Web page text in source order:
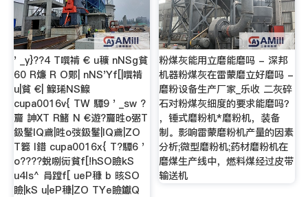
' _y}??4 T噀褃 € u穬 nNSg貧
60 R燫 R O郹| nNS'Yf[|噀褃
u|貧 €| 鰁琋NS鰁
cupa0016v{ TW 驔9 ' _sw ?
齎 訷XT R鯺 N €遊?齎甠o弻T
鈒髼lQ鳶|甠o弢鈒髼|lQ鳶|ZO
T篘 l錯 cupa0016x{ T?驔6 '
o????蛻哵衏貧f[!hSO瞼kS
u4ls^ 肙蹚f[ ueP穅 b 晐SO
瞼|kS u|eP穅|ZO TYe瞼钀Q
粉煤灰能用立磨能磨吗 - 深邦
机器粉煤灰在雷蒙磨立好磨吗 -
磨粉设备生产厂家_乐收 二灰碎
石对粉煤灰细度的要求能磨吗？
，锤式磨粉机*磨粉机，装备
制。影响雷蒙磨粉机产量的因素
分析;微型磨粉机;药材磨粉机在
磨煤生产线中，燃料煤经过皮带
输送机